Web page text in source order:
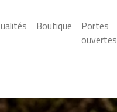
Boutique Portes
ouvertes